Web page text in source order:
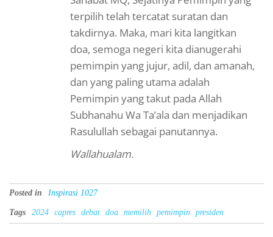
terpilih telah tercatat suratan dan
takdirnya. Maka, mari kita langitkan
doa, semoga negeri kita dianugerahi
pemimpin yang jujur, adil, dan amanah,
dan yang paling utama adalah
Pemimpin yang takut pada Allah
Subhanahu Wa Ta’ala dan menjadikan
Rasulullah sebagai panutannya.
Wallahualam.
Posted in Inspirasi 1027
Tags 2024 capres debat doa memilih pemimpin presiden